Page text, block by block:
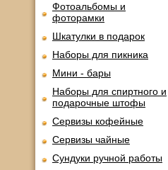
Фотоальбомы и
фоторамки
Шкатулки в подарок
Наборы для пикника
Мини - бары
Наборы для спиртного и
подарочные штофы
Сервизы кофейные
Сервизы чайные
Сундуки ручной работы